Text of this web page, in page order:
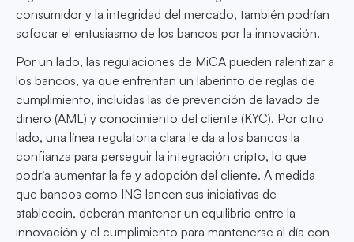
consumidor y la integridad del mercado, también podrían
sofocar el entusiasmo de los bancos por la innovación.
Por un lado, las regulaciones de MiCA pueden ralentizar a
los bancos, ya que enfrentan un laberinto de reglas de
cumplimiento, incluidas las de prevención de lavado de
dinero (AML) y conocimiento del cliente (KYC). Por otro
lado, una línea regulatoria clara le da a los bancos la
confianza para perseguir la integración cripto, lo que
podría aumentar la fe y adopción del cliente. A medida
que bancos como ING lancen sus iniciativas de
stablecoin, deberán mantener un equilibrio entre la
innovación y el cumplimiento para mantenerse al día con